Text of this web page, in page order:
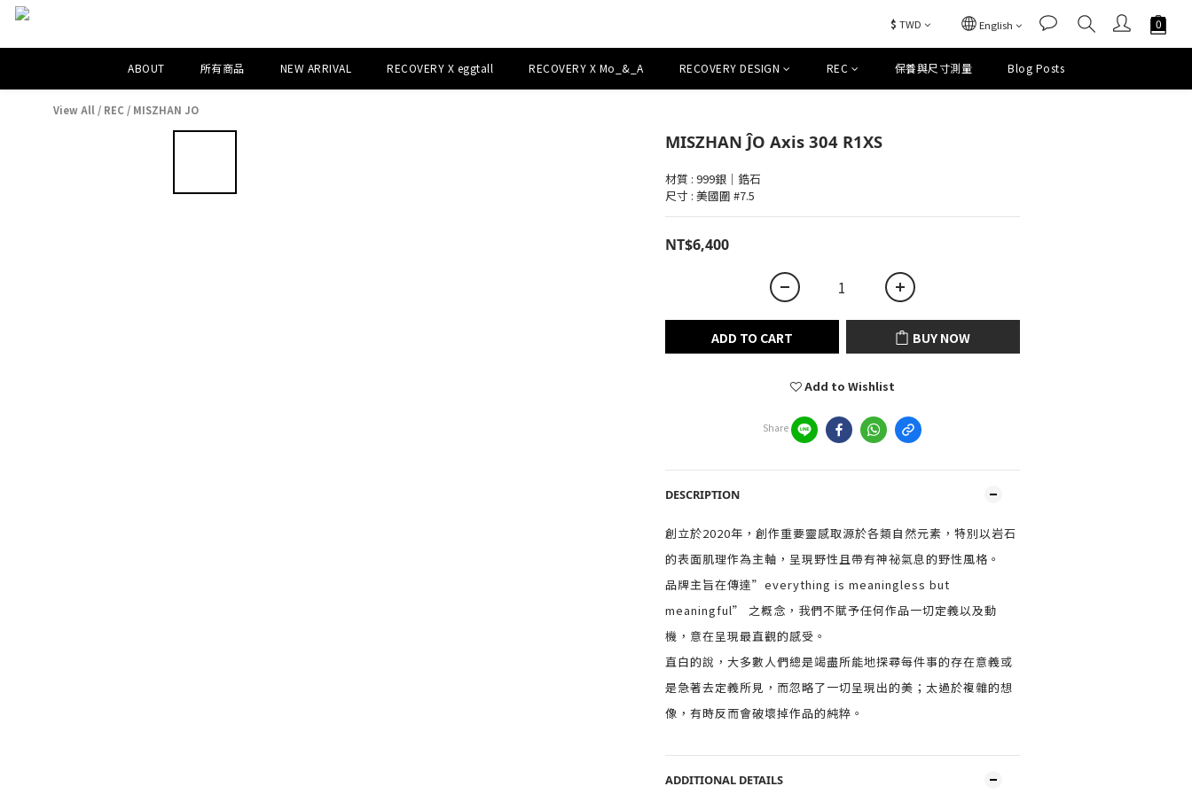
$ TWD English
ABOUT 所有商品 NEW ARRIVAL RECOVERY X eggtall RECOVERY X Mo_&_A RECOVERY DESIGN REC 保養與尺寸測量 Blog Posts
View All / REC / MISZHAN JO
MISZHAN ĴO Axis 304 R1XS
材質 : 999銀｜鋯石
尺寸 : 美國圍 #7.5
NT$6,400
ADD TO CART BUY NOW
Add to Wishlist
Share
DESCRIPTION
創立於2020年，創作重要靈感取源於各類自然元素，特別以岩石
的表面肌理作為主軸，呈現野性且帶有神祕氣息的野性風格。
品牌主旨在傳達”everything is meaningless but
meaningful” 之概念，我們不賦予任何作品一切定義以及動
機，意在呈現最直觀的感受。
直白的說，大多數人們總是竭盡所能地探尋每件事的存在意義或
是急著去定義所見，而忽略了一切呈現出的美；太過於複雜的想
像，有時反而會破壞掉作品的純粹。
ADDITIONAL DETAILS